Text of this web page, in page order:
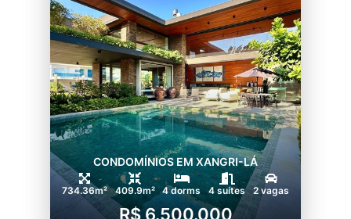
CONDOMÍNIOS EM XANGRI-LÁ
734.36m² 409.9m² 4 dorms 4 suítes 2 vagas
R$ 6.500.000